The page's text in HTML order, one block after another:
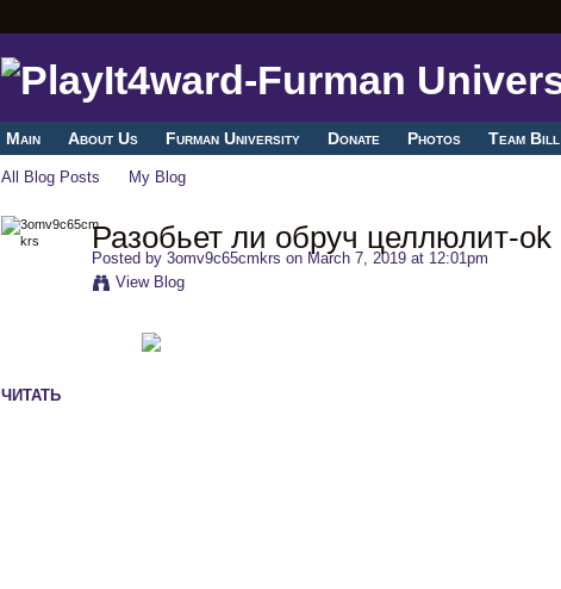
Main About Us Furman University Donate Photos Team Bill
All Blog Posts My Blog
Разобьет ли обруч целлюлит-ok
Posted by 3omv9c65cmkrs on March 7, 2019 at 12:01pm
View Blog
ЧИТАТЬ